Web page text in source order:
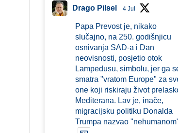
Drago Pilsel 4 Jul
Papa Prevost je, nikako
slučajno, na 250. godišnjicu
osnivanja SAD-a i Dan
neovisnosti, posjetio otok
Lampedusu, simbolu, jer ga
smatra "vratom Europe" za
one koji riskiraju život
Mediterana. Lav je, inače,
migracijsku politiku Donalda
Trumpa nazvao